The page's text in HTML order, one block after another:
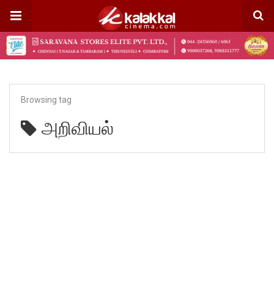
Browsing tag
அறிவியல்